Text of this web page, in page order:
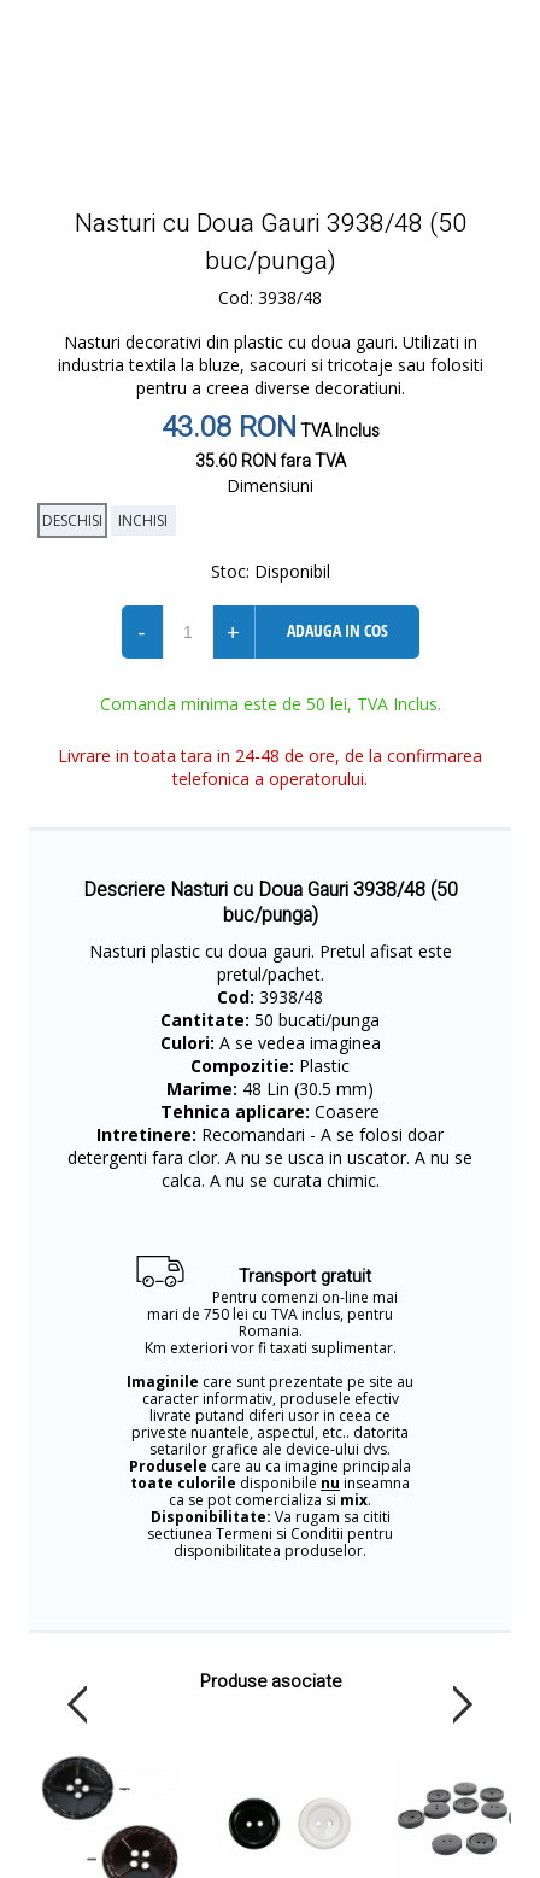
Nasturi cu Doua Gauri 3938/48 (50
buc/punga)
Cod: 3938/48
Nasturi decorativi din plastic cu doua gauri. Utilizati in
industria textila la bluze, sacouri si tricotaje sau folositi
pentru a creea diverse decoratiuni.
43.08 RONTVA Inclus
35.60 RONfara TVA
Dimensiuni
DESCHISI INCHISI
Stoc: Disponibil
- + ADAUGA IN COS
Comanda minima este de 50 lei, TVA Inclus.
Livrare in toata tara in 24-48 de ore, de la confirmarea
telefonica a operatorului.
Descriere Nasturi cu Doua Gauri 3938/48 (50
buc/punga)
​Nasturi plastic cu doua gauri. Pretul afisat este
pretul/pachet.
Cod: 3938/48
Cantitate: 50 bucati/punga
Culori: A se vedea imaginea
Compozitie: Plastic
Marime: 48 Lin (30.5 mm)
Tehnica aplicare: Coasere
Intretinere: Recomandari - A se folosi doar
detergenti fara clor. A nu se usca in uscator. A nu se
calca. A nu se curata chimic.
Transport gratuit
Pentru comenzi on-line mai
mari de 750 lei cu TVA inclus, pentru
Romania.
Km exteriori vor fi taxati suplimentar.
Imaginile care sunt prezentate pe site au
caracter informativ, produsele efectiv
livrate putand diferi usor in ceea ce
priveste nuantele, aspectul, etc.. datorita
setarilor grafice ale device-ului dvs.
Produsele care au ca imagine principala
toate culorile disponibile nu inseamna
ca se pot comercializa si mix.
Disponibilitate: Va rugam sa cititi
sectiunea Termeni si Conditii pentru
disponibilitatea produselor.
Produse asociate